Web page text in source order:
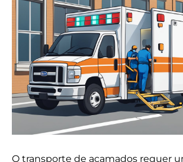
O transporte de acamados requer